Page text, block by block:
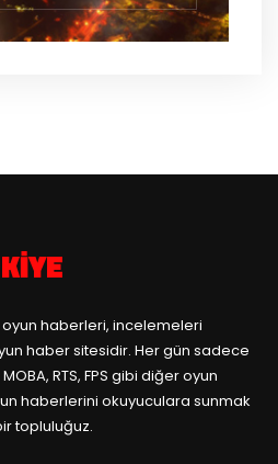
haberleri, incelemeleri
haber sitesidir. Her gün sadece
RTS, FPS gibi diğer oyun
haberlerini okuyuculara sunmak
topluluğuz.